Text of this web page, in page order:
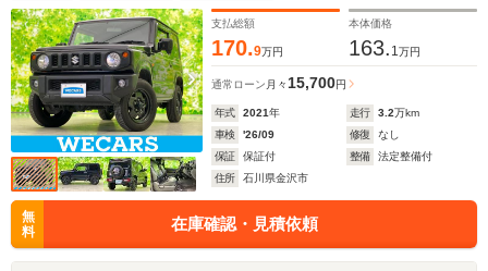
支払総額
170.9万円
本体価格
163. 1万円
通常ローン 月々 15,700円
年式 2021年 走行 3.2万km
車検
'26/09 修復
なし
保証
保証付 整備
法定整備付
住所
石川県金沢市
無
料
在庫確認・見積依頼